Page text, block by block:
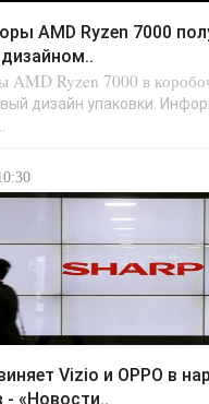
AMD Ryzen 7000 в
дизайн упаковки.
- «Новости..